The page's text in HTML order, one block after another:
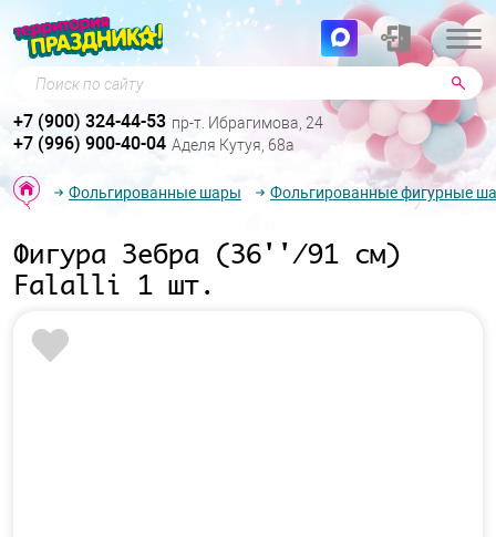
Поиск по сайту
+7 (900) 324-44-53 пр-т. Ибрагимова, 24
+7 (996) 900-40-04 Аделя Кутуя, 68а
Фольгированные шары Фольгированные фигурные
Фигура Зебра (36''/91 см)
Falalli 1 шт.